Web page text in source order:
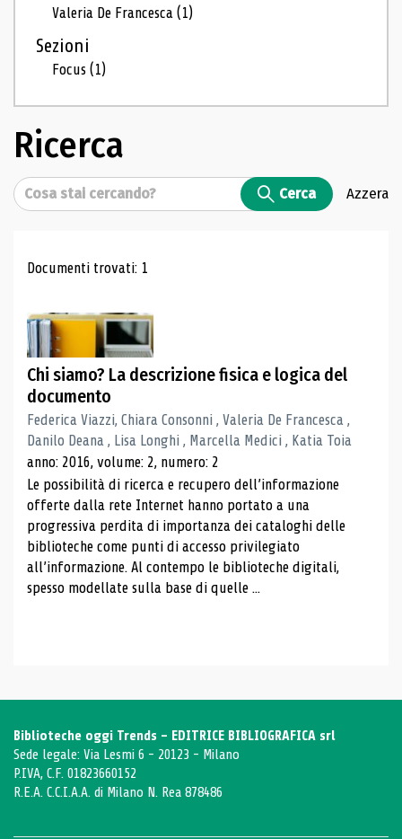
Valeria De Francesca(1)
Sezioni
Focus(1)
Ricerca
Cerca Cerca Azzera
Risultati di ricerca
Documenti trovati: 1
Chi siamo? La descrizione fisica e logica del
documento
Federica Viazzi, Chiara Consonni , Valeria De Francesca ,
Danilo Deana , Lisa Longhi , Marcella Medici , Katia Toia
anno: 2016, volume: 2, numero: 2
Le possibilità di ricerca e recupero dell’informazione
offerte dalla rete Internet hanno portato a una
progressiva perdita di importanza dei cataloghi delle
biblioteche come punti di accesso privilegiato
all’informazione. Al contempo le biblioteche digitali,
spesso modellate sulla base di quelle ...
Biblioteche oggi Trends - EDITRICE BIBLIOGRAFICA srl
Sede legale: Via Lesmi 6 - 20123 - Milano
P.IVA, C.F. 01823660152
R.E.A. C.C.I.A.A. di Milano N. Rea 878486